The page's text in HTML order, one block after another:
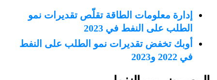
إدارة معلومات الطاقة تقلّص تقديرات نمو
الطلب على النفط في 2023
أوبك تخفض تقديرات نمو الطلب على النفط
في 2022 و2023